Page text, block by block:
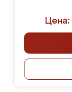
Цена: